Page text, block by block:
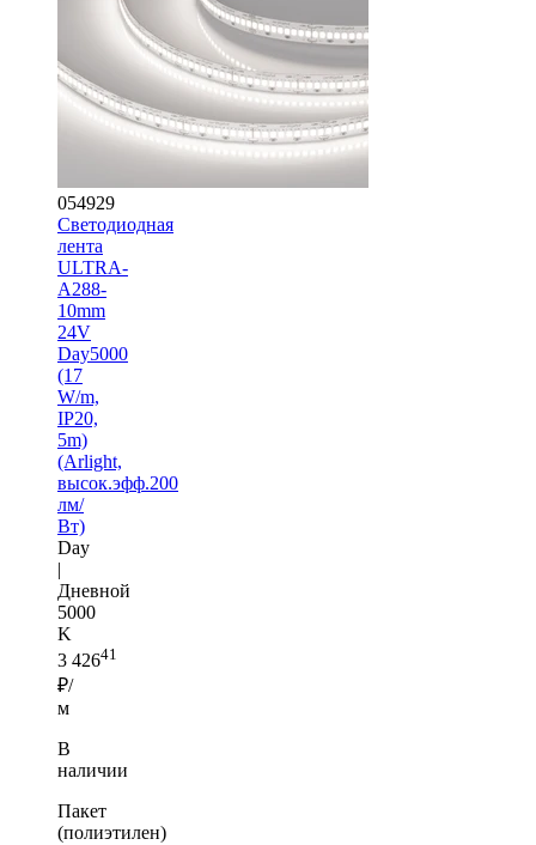
054929
Светодиодная
лента
ULTRA-
A288-
10mm
24V
Day5000
(17
W/m,
IP20,
5m)
(Arlight,
высок.эфф.200
лм/
Вт)
Day
|
Дневной
5000
K
3 42641
₽/
м
В
наличии
Пакет
(полиэтилен)